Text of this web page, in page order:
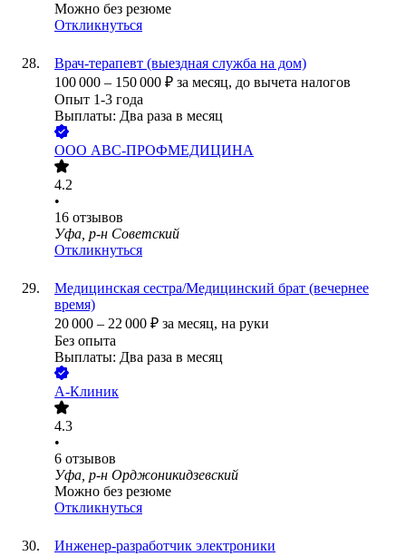
Можно без резюме
Откликнуться
Врач-терапевт (выездная служба на дом)
100 000 – 150 000 ₽ за месяц, до вычета налогов
Опыт 1-3 года
Выплаты: Два раза в месяц
ООО АВС-ПРОФМЕДИЦИНА
4.2
•
16 отзывов
Уфа, р-н Советский
Откликнуться
Медицинская сестра/Медицинский брат (вечернее
время)
20 000 – 22 000 ₽ за месяц, на руки
Без опыта
Выплаты: Два раза в месяц
А-Клиник
4.3
•
6 отзывов
Уфа, р-н Орджоникидзевский
Можно без резюме
Откликнуться
Инженер-разработчик электроники